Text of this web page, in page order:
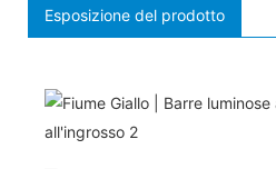
Esposizione del prodotto